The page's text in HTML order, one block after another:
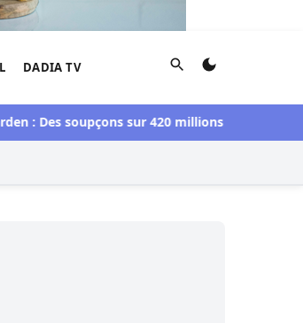
DADIA TV Rechercher
Des soupçons sur 420 millions F CFA, Aby